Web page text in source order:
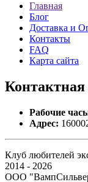
Главная
Блог
Доставка и
Контакты
FAQ
Карта сайта
Контактная
Рабочие
Адрес:
Клуб любителей
2014 - 2026
ООО